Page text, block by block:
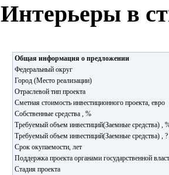
Интерьеры в
Общая информация о предложении
Федеральный округ
Город (Место реализации)
Отраслевой тип проекта
Сметная стоимость инвестиционного проекта, евро
Собственные средства , %
Требуемый объем инвестиций(Заемные средства) ,
Требуемый объем инвестиций(Заемные средства) , ?
Срок окупаемости, лет
Поддержка проекта органами государственной
Стадия проекта